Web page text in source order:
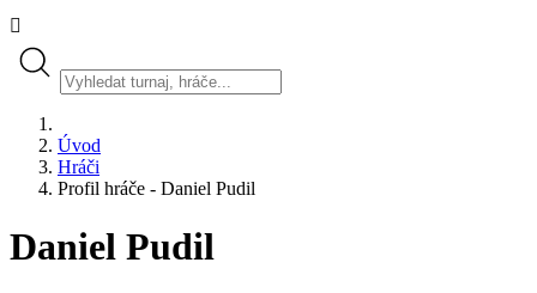
Úvod
Hráči
Profil hráče - Daniel Pudil
Daniel Pudil